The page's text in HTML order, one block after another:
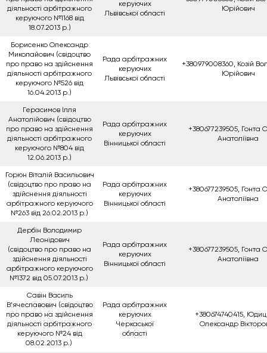
діяльності арбітражного
керуючого №1168 від
18.07.2013 р.)
керуючих
Львівської області
Юрійович
Борисенко Олександр
Миколайович (свідоцтво
про право на здійснення
діяльності арбітражного
керуючого №526 від
16.04.2013 р.)
Рада арбітражних
керуючих
Львівської області
+380979008360, Козій
Юрійович
Герасимов Ілля
Анатолійович (свідоцтво
про право на здійснення
діяльності арбітражного
керуючого №804 від
12.06.2013 р.)
Рада арбітражних
керуючих
Вінницької області
+380677239505, Гонта
Анатоліївна
Горюн Віталій Васильович
(свідоцтво про право на
здійснення діяльності
арбітражного керуючого
№263 від 26.02.2013 р.)
Рада арбітражних
керуючих
Вінницької області
+380677239505, Гонта
Анатоліївна
Дербін Володимир
Леонідович
(свідоцтво про право на
здійснення діяльності
арбітражного керуючого
№1372 від 05.07.2013 р.)
Рада арбітражних
керуючих
Вінницької області
+380677239505, Гонта
Анатоліївна
Савін Василь
В’ячеславович (свідоцтво
про право на здійснення
діяльності арбітражного
керуючого №24 від
08.02.2013 р.)
Рада арбітражних
керуючих
Черкаської
області
+380674740415,
Олександр